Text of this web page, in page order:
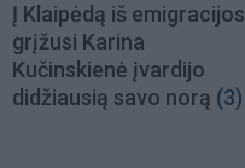
Į Klaipėdą iš emigracijos
grįžusi Karina
Kučinskienė įvardijo
didžiausią savo norą (3)